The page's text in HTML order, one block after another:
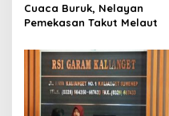
Cuaca Buruk, Nelayan
Pemekasan Takut Melaut